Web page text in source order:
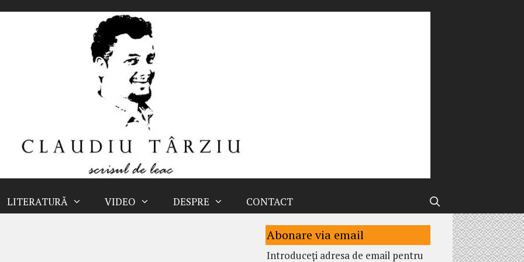
LITERATURĂ VIDEO DESPRE CONTACT
Abonare via email
Introduceți adresa de email pentru